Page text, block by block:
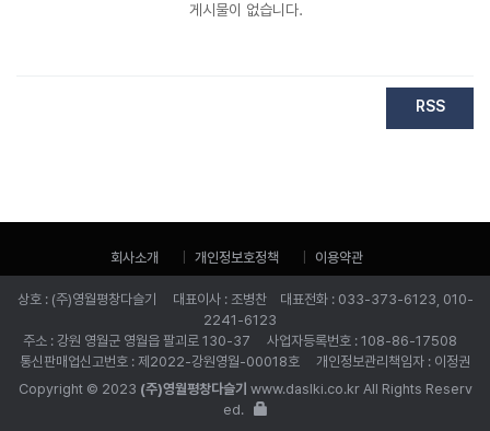
게시물이 없습니다.
RSS
회사소개 개인정보호정책 이용약관
상호 : (주)영월평창다슬기 대표이사 : 조병찬 대표전화 : 033-373-6123, 010-
2241-6123
주소 : 강원 영월군 영월읍 팔괴로 130-37 사업자등록번호 : 108-86-17508
통신판매업신고번호 : 제2022-강원영월-00018호 개인정보관리책임자 : 이정권
Copyright © 2023 (주)영월평창다슬기 www.daslki.co.kr All Rights Reserv
ed.